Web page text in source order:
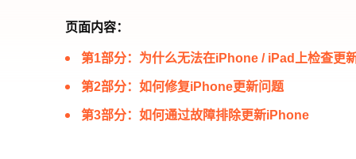
页面内容：
第1部分：为什么无法在iPhone / iPad上检查更
第2部分：如何修复iPhone更新问题
第3部分：如何通过故障排除更新iPhone